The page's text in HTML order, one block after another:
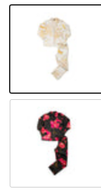
Peony Pearl
Peony Black